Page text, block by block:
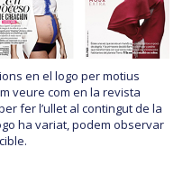
en el logo per motius
veure com en la revista
fer l’ullet al contingut de la
ha variat, podem observar